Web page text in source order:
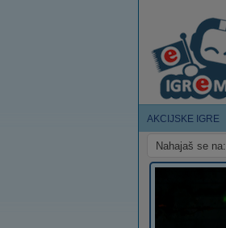
AKCIJSKE IGRE
Nahajaš se na: